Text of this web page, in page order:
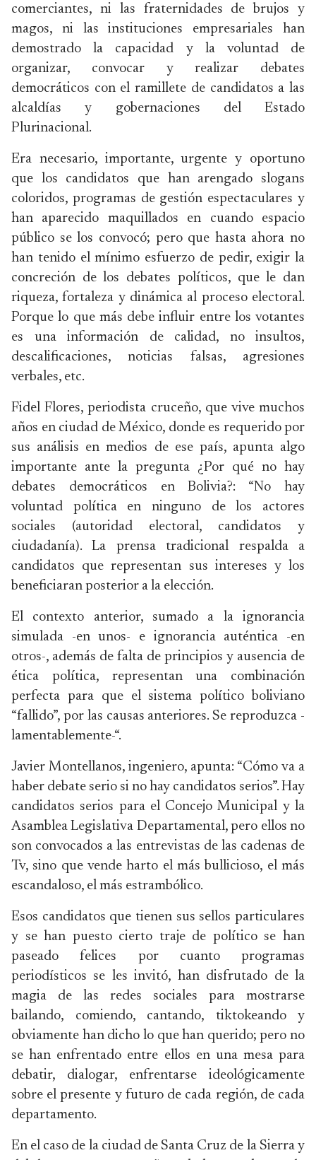
comerciantes, ni las fraternidades de brujos y
magos, ni las instituciones empresariales han
demostrado la capacidad y la voluntad de
organizar, convocar y realizar debates
democráticos con el ramillete de candidatos a las
alcaldías y gobernaciones del Estado
Plurinacional.
Era necesario, importante, urgente y oportuno
que los candidatos que han arengado slogans
coloridos, programas de gestión espectaculares y
han aparecido maquillados en cuando espacio
público se los convocó; pero que hasta ahora no
han tenido el mínimo esfuerzo de pedir, exigir la
concreción de los debates políticos, que le dan
riqueza, fortaleza y dinámica al proceso electoral.
Porque lo que más debe influir entre los votantes
es una información de calidad, no insultos,
descalificaciones, noticias falsas, agresiones
verbales, etc.
Fidel Flores, periodista cruceño, que vive muchos
años en ciudad de México, donde es requerido por
sus análisis en medios de ese país, apunta algo
importante ante la pregunta ¿Por qué no hay
debates democráticos en Bolivia?: “No hay
voluntad política en ninguno de los actores
sociales (autoridad electoral, candidatos y
ciudadanía). La prensa tradicional respalda a
candidatos que representan sus intereses y los
beneficiaran posterior a la elección.
El contexto anterior, sumado a la ignorancia
simulada -en unos- e ignorancia auténtica -en
otros-, además de falta de principios y ausencia de
ética política, representan una combinación
perfecta para que el sistema político boliviano
“fallido”, por las causas anteriores. Se reproduzca -
lamentablemente-“.
Javier Montellanos, ingeniero, apunta: “Cómo va a
haber debate serio si no hay candidatos serios”. Hay
candidatos serios para el Concejo Municipal y la
Asamblea Legislativa Departamental, pero ellos no
son convocados a las entrevistas de las cadenas de
Tv, sino que vende harto el más bullicioso, el más
escandaloso, el más estrambólico.
Esos candidatos que tienen sus sellos particulares
y se han puesto cierto traje de político se han
paseado felices por cuanto programas
periodísticos se les invitó, han disfrutado de la
magia de las redes sociales para mostrarse
bailando, comiendo, cantando, tiktokeando y
obviamente han dicho lo que han querido; pero no
se han enfrentado entre ellos en una mesa para
debatir, dialogar, enfrentarse ideológicamente
sobre el presente y futuro de cada región, de cada
departamento.
En el caso de la ciudad de Santa Cruz de la Sierra y